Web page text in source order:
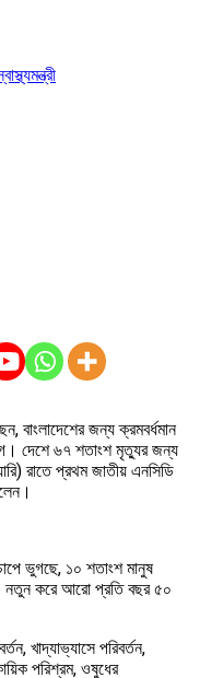
বাংলাদেশের জন্য ক্রমবর্ধমান
দেশে ৬৭ শতাংশ মৃত্যুর জন্য
রাতে প্রথম জাতীয় এনসিডি
ভুগছে, ১০ শতাংশ মানুষ
নতুন করে আরো প্রতি বছর ৫০
খাদ্যাভ্যাসে পরিবর্তন,
পরিশ্রম, ওষুধের